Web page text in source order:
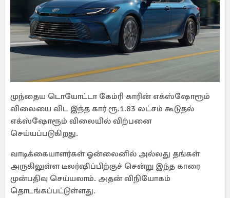
முந்தைய டொயோட்டா கேம்ரி காரின் எக்ஸ்ஷோரூம்
விலையை விட இந்த கார் ரூ.1.83 லட்சம் கூடுதல்
எக்ஸ்ஷோரூம் விலையில் விற்பனை
செய்யப்படுகிறது.
வாடிக்கையாளர்கள் ஓன்லைனில் அல்லது தங்கள்
அருகிலுள்ள டீலர்ஷிப்பிற்குச் சென்று இந்த காரை
முன்பதிவு செய்யலாம். அதன் விநியோகம்
தொடங்கப்பட்டுள்ளது.